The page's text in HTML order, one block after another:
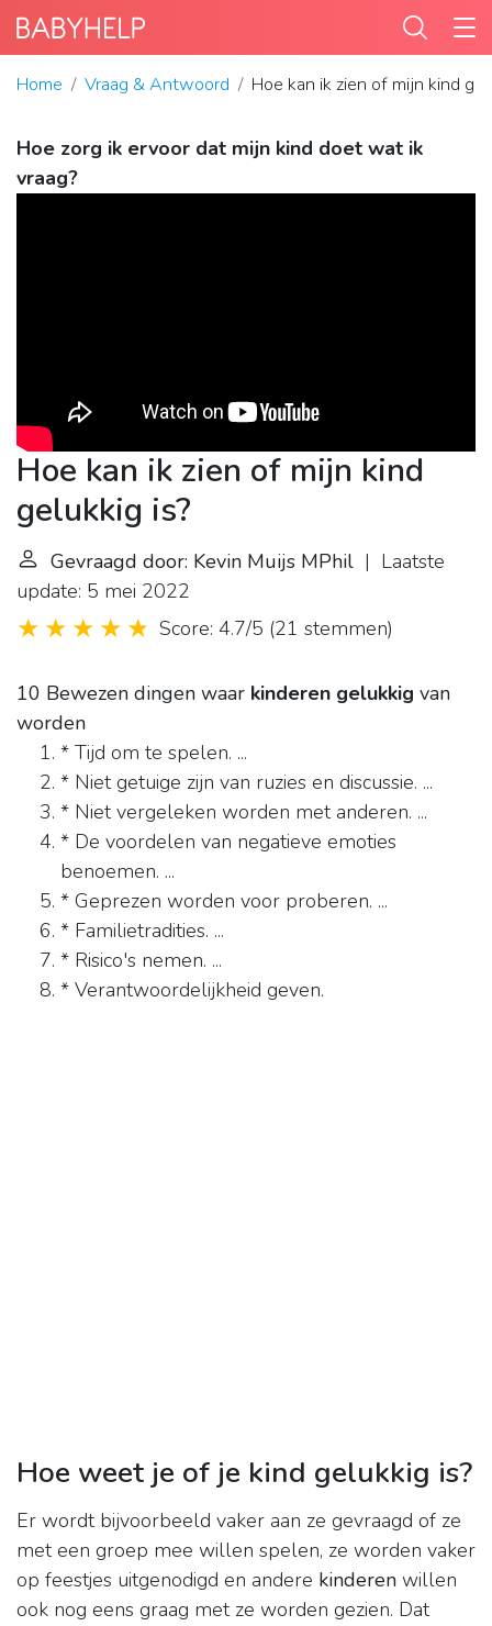
Home Vraag & Antwoord Hoe kan ik zien of mijn kind
Hoe zorg ik ervoor dat mijn kind doet wat ik
vraag?
Hoe kan ik zien of mijn kind
gelukkig is?
Gevraagd door: Kevin Muijs MPhil | Laatste
update: 5 mei 2022
Score: 4.7/5 (21 stemmen)
10 Bewezen dingen waar kinderen gelukkig van
worden
* Tijd om te spelen. ...
* Niet getuige zijn van ruzies en discussie. ...
* Niet vergeleken worden met anderen. ...
* De voordelen van negatieve emoties
benoemen. ...
* Geprezen worden voor proberen. ...
* Familietradities. ...
* Risico's nemen. ...
* Verantwoordelijkheid geven.
Hoe weet je of je kind gelukkig is?
Er wordt bijvoorbeeld vaker aan ze gevraagd of ze
met een groep mee willen spelen, ze worden vaker
op feestjes uitgenodigd en andere kinderen willen
ook nog eens graag met ze worden gezien. Dat